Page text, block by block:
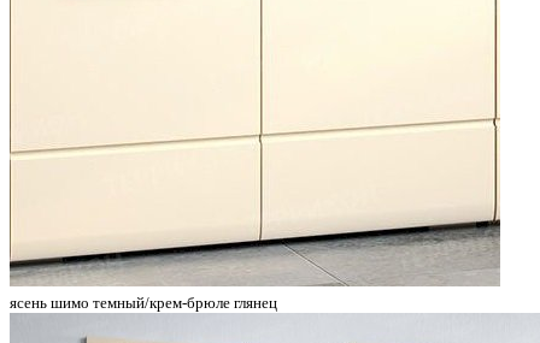
ясень шимо темный/крем-брюле глянец